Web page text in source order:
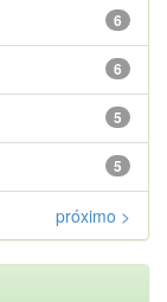
6
6
5
5
próximo >